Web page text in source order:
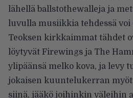
lähellä ballstothewalleja ja
luvulla musiikkia tehdessä voi
Teoksen kirkkaimmat tähdet
löytyvät Firewings ja The
ylipäänsä melko kova, ja levy
jokaisen kuuntelukerran
siinä, jääkö joihinkin väleihin